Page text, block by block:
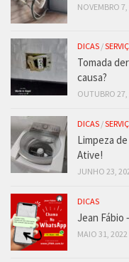
NOVEMBRO
DICAS /
Tomada
causa?
OUTUBRO 27,
DICAS /
Limpeza
Ative!
JUNHO 23,
DICAS
Jean Fábio
MAIO 31, 2022